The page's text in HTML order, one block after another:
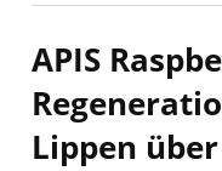
APIS
Lippen